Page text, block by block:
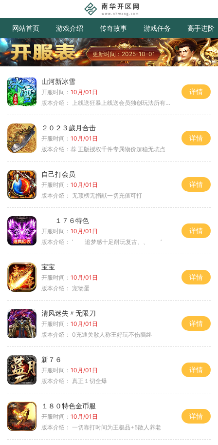
网站首页 游戏介绍 传奇故事 游戏任务 高手进阶
更新时间：2025-10-01
山河新冰雪
开服时间： 10月/01日
版本介绍：
上线送狂暴上线送会员独创玩法所有装备靠
详情
２０２３歲月合击
开服时间： 10月/01日
版本介绍： 荐 正版授权千件专属物价超稳无坑点
详情
自己打会员
开服时间： 10月/01日
版本介绍： 无顶榜无捐献一切充值可打
详情
１７６特色
开服时间： 10月/01日
版本介绍： ‘ 追梦感十足耐玩复古、、 ’
详情
宝宝
开服时间： 10月/01日
版本介绍： 宠物蛋
详情
清风迷失〃无限刀
开服时间： 10月/01日
版本介绍： 0充通关散人称王好玩不伤脑终
详情
新７６
开服时间： 10月/01日
版本介绍： 真正１切全爆
详情
１８０特色金币服
开服时间： 10月/01日
版本介绍： 一切靠打时间为王极品+5散人养老
详情